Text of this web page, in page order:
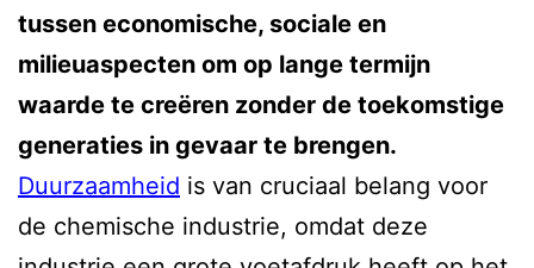
tussen economische, sociale en
milieuaspecten om op lange termijn
waarde te creëren zonder de toekomstige
generaties in gevaar te brengen.
Duurzaamheid is van cruciaal belang voor
de chemische industrie, omdat deze